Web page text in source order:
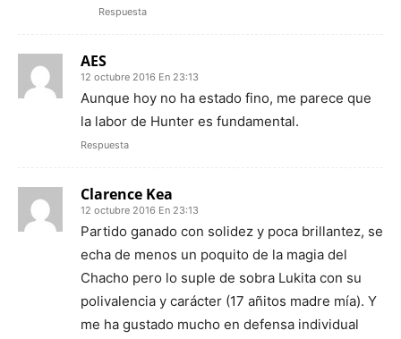
Respuesta
AES
12 octubre 2016 En 23:13
Aunque hoy no ha estado fino, me parece que
la labor de Hunter es fundamental.
Respuesta
Clarence Kea
12 octubre 2016 En 23:13
Partido ganado con solidez y poca brillantez, se
echa de menos un poquito de la magia del
Chacho pero lo suple de sobra Lukita con su
polivalencia y carácter (17 añitos madre mía). Y
me ha gustado mucho en defensa individual